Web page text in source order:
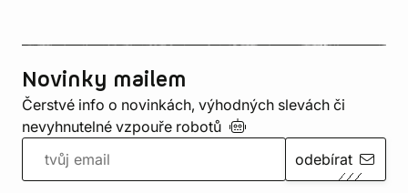
Novinky mailem
Čerstvé info o novinkách, výhodných slevách či
nevyhnutelné vzpouře robotů
odebírat